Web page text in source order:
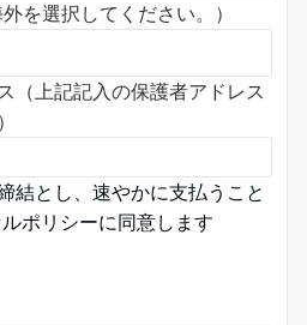
を選択してください。）
（上記記入の保護者アドレス
結とし、速やかに支払うこと
ポリシーに同意します